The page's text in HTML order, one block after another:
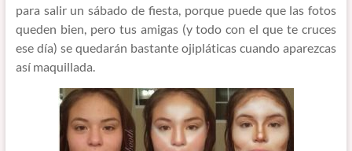
para salir un sábado de fiesta, porque puede que las fotos
queden bien, pero tus amigas (y todo con el que te cruces
ese día) se quedarán bastante ojipláticas cuando aparezcas
así maquillada.